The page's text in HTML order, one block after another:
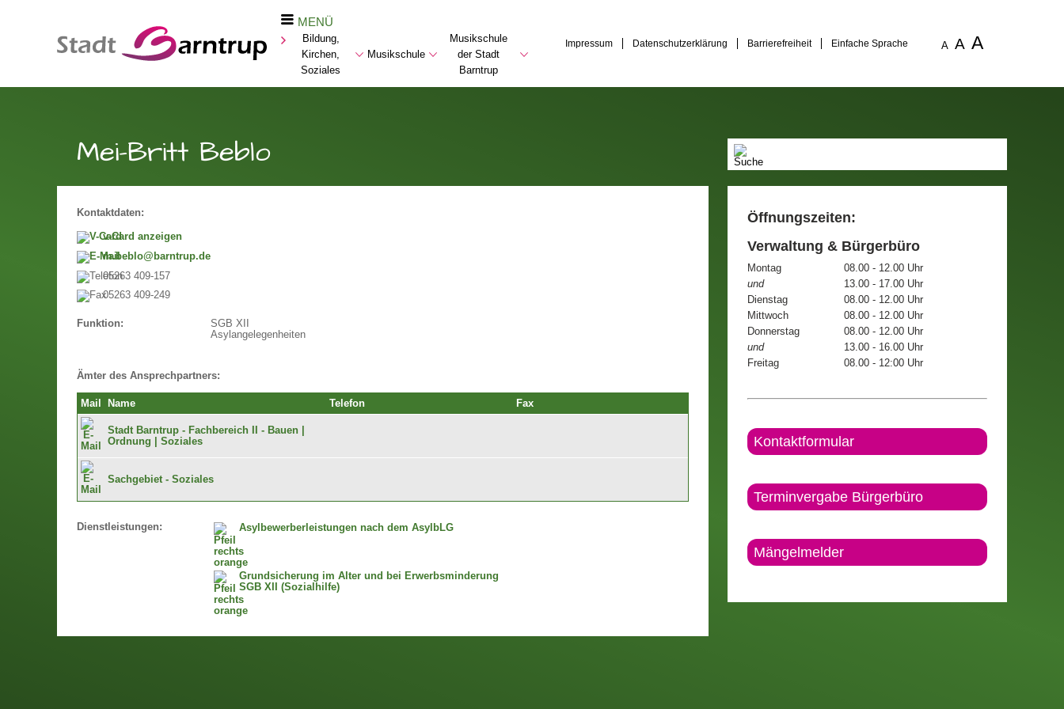
MENÜ
Bildung,
Kirchen,
Soziales
Musikschule
Musikschule
der Stadt
Barntrup
Impressum Datenschutzerklärung Barrierefreiheit Einfache Sprache A A A
Mei-Britt Beblo
Kontaktdaten:
v-Card anzeigen
m.beblo@barntrup.de
05263 409-157
05263 409-249
Funktion:
SGB XII
Asylangelegenheiten
Ämter des Ansprechpartners:
Mail Name Telefon Fax
Stadt Barntrup - Fachbereich II - Bauen |
Ordnung | Soziales
Sachgebiet - Soziales
Dienstleistungen: Asylbewerberleistungen nach dem AsylbLG
Grundsicherung im Alter und bei Erwerbsminderung
SGB XII (Sozialhilfe)
Öffnungszeiten:
Verwaltung & Bürgerbüro
Montag
08.00 - 12.00 Uhr
und
13.00 - 17.00 Uhr
Dienstag
08.00 - 12.00 Uhr
Mittwoch
08.00 - 12.00 Uhr
Donnerstag
08.00 - 12.00 Uhr
und
13.00 - 16.00 Uhr
Freitag
08.00 - 12:00 Uhr
Kontaktformular
Terminvergabe Bürgerbüro
Mängelmelder